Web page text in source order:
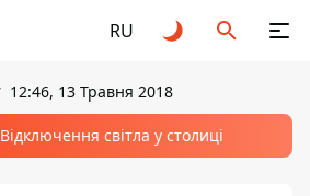
RU
12:46, 13 Травня 2018
Відключення світла у столиці